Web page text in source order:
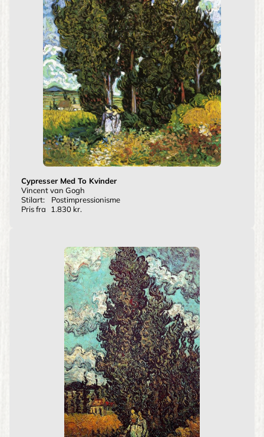
Cypresser Med To Kvinder
Vincent van Gogh
Stilart:
Postimpressionisme
Pris fra
1.830 kr.